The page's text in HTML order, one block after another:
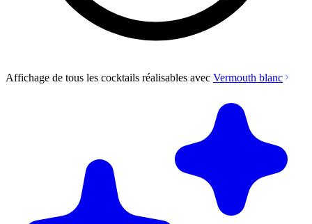
Affichage de tous les cocktails réalisables avec Vermouth blanc